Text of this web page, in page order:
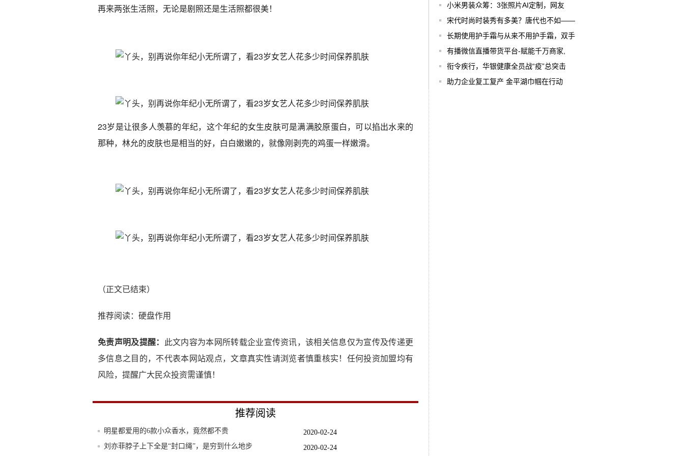
再来两张生活照，无论是剧照还是生活照都很美！
23岁是让很多人羡慕的年纪，这个年纪的女生皮肤可是满满胶原蛋白，可以掐出水来的
那种，林允的皮肤也是相当的好，白白嫩嫩的，就像刚剥壳的鸡蛋一样嫩滑。
（正文已结束）
推荐阅读： 硬盘作用
免责声明及提醒：
此文内容为本网所转载企业宣传资讯，该相关信息仅为宣传及传递更
多信息之目的，不代表本网站观点，文章真实性请浏览者慎重核实！任何投资加盟均有
风险，提醒广大民众投资需谨慎！
推荐阅读
2020-02-24
明星都爱用的6款小众香水，竟然都不贵
2020-02-24
刘亦菲脖子上下全是“封口绳”，是穷到什么地步
小米男装众筹：3张照片AI定制，网友
宋代时尚时装秀有多美？唐代也不如——
长期使用护手霜与从来不用护手霜，双手
有播微信直播带货平台-赋能千万商家,
衔令疾行，华银健康全员战“疫”总突击
助力企业复工复产 金平湖巾帼在行动